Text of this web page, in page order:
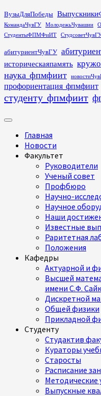
Перейти
к
содержимому
ВузыДляПобеды
КомандаЧувГУ
МолодежьЧувашии
СтудентыФПМФиИТ
абитуриентЧувГУ
историческаяпамять
наука_фпмфиит
профориентация_фпмфиит
студенту_фпмфиит
Основное
Главная
Новости
Факультет
Руководители
Ученый совет
Профбюро
Научно-
Научное
Наши
Известные
Раритетная
Положения
Кафедры
Актуарной и
Высшей
имени С.Ф.
Дискретной
Общей физики
Прикладной
Студенту
Студактив
Кураторы
Старосты
Расписание
Методические
Выпускные